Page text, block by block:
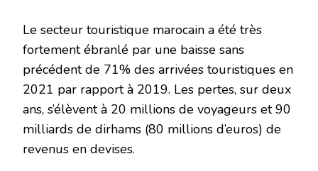
Le secteur touristique marocain a été très
fortement ébranlé par une baisse sans
précédent de 71% des arrivées touristiques en
2021 par rapport à 2019. Les pertes, sur deux
ans, s’élèvent à 20 millions de voyageurs et 90
milliards de dirhams (80 millions d’euros) de
revenus en devises.